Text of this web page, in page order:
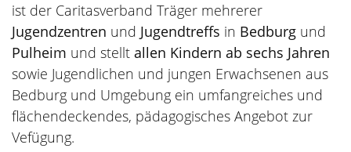
ist der Caritasverband Träger mehrerer
Jugendzentren und Jugendtreffs in Bedburg und
Pulheim und stellt allen Kindern ab sechs Jahren
sowie Jugendlichen und jungen Erwachsenen aus
Bedburg und Umgebung ein umfangreiches und
flächendeckendes, pädagogisches Angebot zur
Vefügung.